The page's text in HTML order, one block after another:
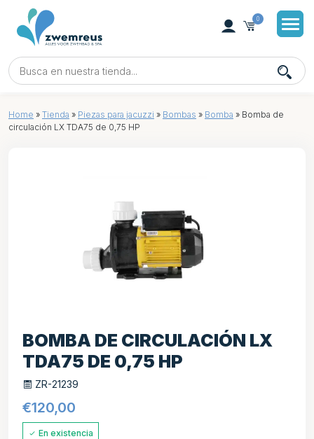
0
Home » Tienda » Piezas para jacuzzi » Bombas » Bomba » Bomba de
circulación LX TDA75 de 0,75 HP
BOMBA DE CIRCULACIÓN LX
TDA75 DE 0,75 HP
ZR-21239
€120,00
En existencia